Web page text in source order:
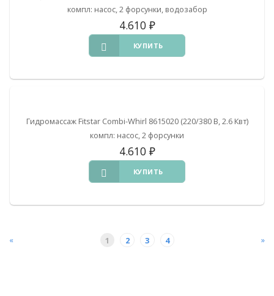
компл: насос, 2 форсунки, водозабор
4.610 ₽
КУПИТЬ
Гидромассаж Fitstar Combi-Whirl 8615020 (220/380 В, 2.6 Квт)
компл: насос, 2 форсунки
4.610 ₽
КУПИТЬ
« 1 2 3 4 »